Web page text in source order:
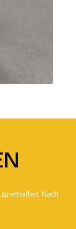
erhalten. Nach